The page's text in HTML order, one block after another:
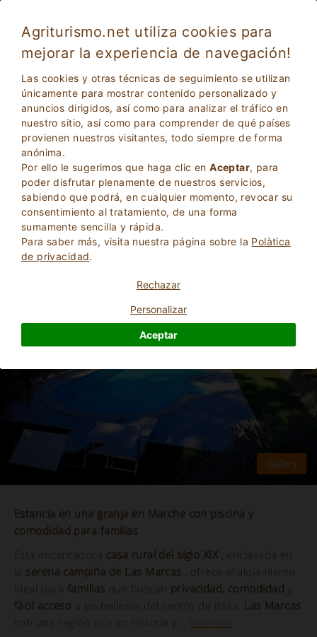
Agriturismo.net utiliza cookies para
mejorar la experiencia de navegación!
Las cookies y otras técnicas de seguimiento se utilizan
únicamente para mostrar contenido personalizado y
anuncios dirigidos, así como para analizar el tráfico en
nuestro sitio, así como para comprender de qué países
provienen nuestros visitantes, todo siempre de forma
anónima.
Por ello le sugerimos que haga clic enAceptar, para
poder disfrutar plenamente de nuestros servicios,
sabiendo que podrá, en cualquier momento, revocar su
consentimiento al tratamiento, de una forma
sumamente sencilla y rápida.
Para saber más, visita nuestra página sobre la Polà­tica
de privacidad.
Rechazar
Personalizar
Aceptar
Tolentino 4075
Apartamentos en Agroturismo
Macerata, Tolentino(Mapa) 11 Camas
PREGUNTA AL PROPIETARIO
Excepcional
9.9
Más Información
Estancia en una granja en Marche con piscina y
comodidad para familias
Esta encantadora casa rural del siglo XIX , enclavada en
la serena campiña de Las Marcas , ofrece el alojamiento
ideal para familias que buscan privacidad, comodidad y
fácil acceso a las bellezas del centro de Italia. Las Marcas
son una región rica en historia y... Ver más